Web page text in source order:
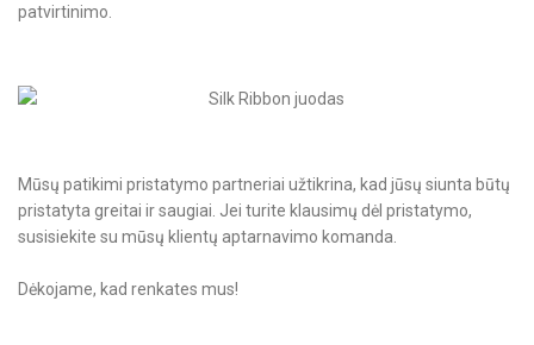
patvirtinimo.
Mūsų patikimi pristatymo partneriai užtikrina, kad jūsų siunta būtų
pristatyta greitai ir saugiai. Jei turite klausimų dėl pristatymo,
susisiekite su mūsų klientų aptarnavimo komanda.
Dėkojame, kad renkates mus!